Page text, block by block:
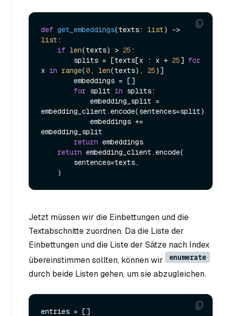
def get_embeddings(texts: list
list :
if len(texts) > 25 :
        splits = [texts[x : x +
25] for
x in range(0, len(texts), 25)]
for split in splits:
embedding_client.encode(sentences=split)
embedding_split
return embeddings
return embedding_client.encode(
Jetzt müssen wir die Einbettungen und die
Textabschnitte zuordnen. Da die Liste der
Einbettungen und die Liste der Sätze nach Index
übereinstimmen sollten, können wir
enumerate
durch beide Listen gehen, um sie abzugleichen.